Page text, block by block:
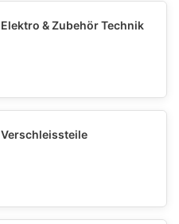
Elektro & Zubehör Technik
Verschleissteile